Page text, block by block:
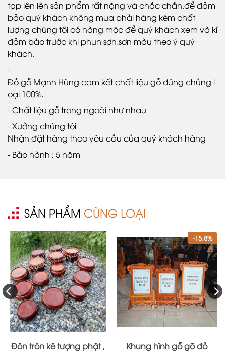
tạp lên lên sản phẩm rất nặng và chắc chắn.để đảm
bảo quý khách không mua phải hàng kém chất
lượng chúng tôi có hàng mộc để quý khách xem và kí
đảm bảo trước khi phun sơn.sơn màu theo ý quý
khách.
-
Đồ gỗ Mạnh Hùng cam kết chất liệu gỗ đúng chủng l
oại 100%.
- Chất liệu gỗ trong ngoài như nhau
- Xưởng chúng tôi
Nhận đặt hàng theo yêu cầu của quý khách hàng
- Bảo hành ; 5 năm
SẢN PHẨM CÙNG LOẠI
Đôn tròn kê tượng phật ,
-15.8%
Khung hình gỗ gõ đỏ